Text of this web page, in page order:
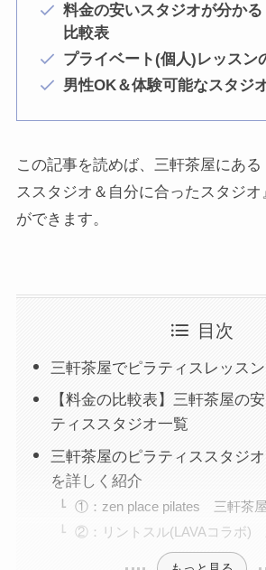
料金の安いスタジオが分か
比較表
プライベート(個人)レッスン
男性OK＆体験可能なスタジ
この記事を読めば、三軒茶屋にある
ススタジオ＆自分に合ったスタジオ
ができます。
目次
三軒茶屋でピラティスレッス
【料金の比較表】三軒茶屋の
ティススタジオ一覧
三軒茶屋のピラティススタジ
を詳しく紹介
①：zen place pilates 三軒茶屋
②：リントスル(LAVAコラボ)